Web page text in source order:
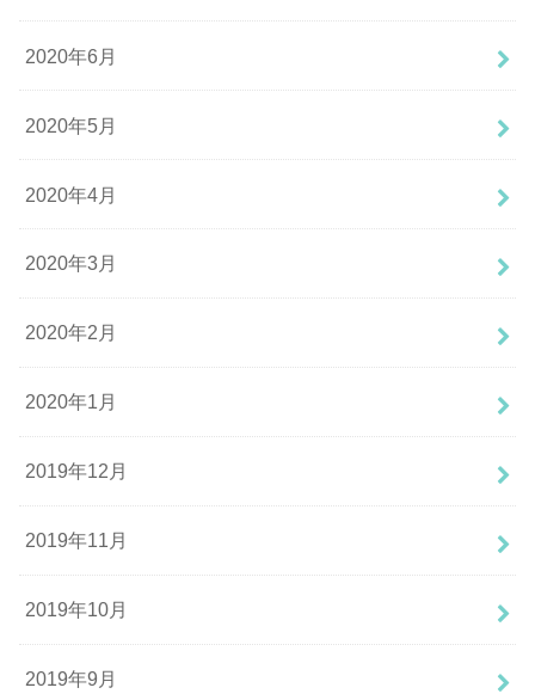
2020年6月
2020年5月
2020年4月
2020年3月
2020年2月
2020年1月
2019年12月
2019年11月
2019年10月
2019年9月